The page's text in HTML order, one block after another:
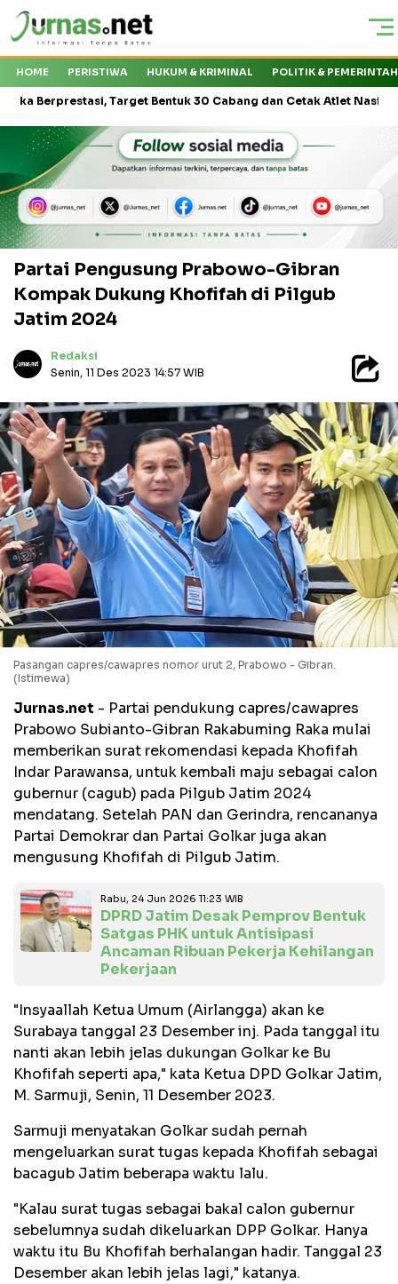
HOME PERISTIWA HUKUM & KRIMINAL POLITIK &
Target Bentuk 30 Cabang dan Cetak Atlet Nasional
Partai Pengusung Prabowo-Gibran
Kompak Dukung Khofifah di Pilgub
Jatim 2024
Redaksi
Senin, 11 Des 2023 14:57 WIB
Pasangan capres/cawapres nomor urut 2, Prabowo - Gibran.
(Istimewa)
Jurnas.net - Partai pendukung capres/cawapres
Prabowo Subianto-Gibran Rakabuming Raka mulai
memberikan surat rekomendasi kepada Khofifah
Indar Parawansa, untuk kembali maju sebagai calon
gubernur (cagub) pada Pilgub Jatim 2024
mendatang. Setelah PAN dan Gerindra, rencananya
Partai Demokrar dan Partai Golkar juga akan
mengusung Khofifah di Pilgub Jatim.
Rabu, 24 Jun 2026 11:23 WIB
DPRD Jatim Desak Pemprov Bentuk
Satgas PHK untuk Antisipasi
Ancaman Ribuan Pekerja Kehilangan
Pekerjaan
"Insyaallah Ketua Umum (Airlangga) akan ke
Surabaya tanggal 23 Desember inj. Pada tanggal itu
nanti akan lebih jelas dukungan Golkar ke Bu
Khofifah seperti apa," kata Ketua DPD Golkar Jatim,
M. Sarmuji, Senin, 11 Desember 2023.
Sarmuji menyatakan Golkar sudah pernah
mengeluarkan surat tugas kepada Khofifah sebagai
bacagub Jatim beberapa waktu lalu.
"Kalau surat tugas sebagai bakal calon gubernur
sebelumnya sudah dikeluarkan DPP Golkar. Hanya
waktu itu Bu Khofifah berhalangan hadir. Tanggal 23
Desember akan lebih jelas lagi," katanya.